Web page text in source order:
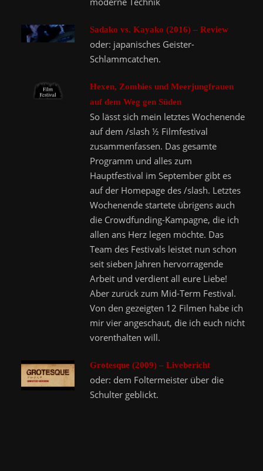
Sadako vs. Kayako (2016) – Review
oder: japanisches Geister-
Schlammcatchen.
Hexen, Zombies und Meerjungfrauen
auf dem Weg gen Süden
So lässt sich mein letztes Wochenende
auf dem /slash ½ Filmfestival
zusammenfassen. Das gesamte
Programm und alles zum
Hauptfestival im September gibt es
auf der Homepage des /slash. Letztes
Wochenende startete übrigens auch
die Crowdfunding-Kampagne, die ich
allen ans Herz legen möchte. Das
Team des Festivals leistet nun schon
seit sieben Jahren hervorragende
Arbeit und verdient all eure Liebe!
Aber zurück zum Mid-Term Festival.
Von den gezeigten 12 Filmen habe ich
mir vier angeschaut, die ich euch nicht
vorenthalten will.
Grotesque (2009) – Livebericht
oder: dem Foltermeister über die
Schulter geblickt.